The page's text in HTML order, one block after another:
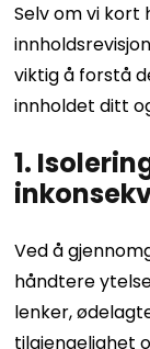
Selv om vi
viktig å forstå
innholdet ditt
1.
Ved å
håndtere
lenker,
tilgjengelighet